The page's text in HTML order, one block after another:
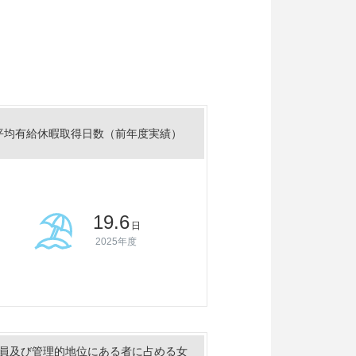
均有給休暇取得日数（前年度実績）
19.6 日
2025年度
及び管理的地位にある者に占める女